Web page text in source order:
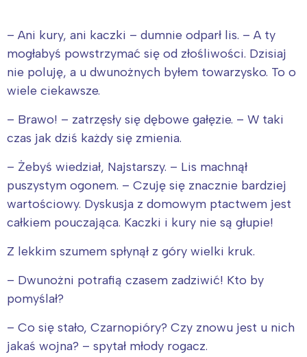
– Ani kury, ani kaczki – dumnie odparł lis. – A ty
mogłabyś powstrzymać się od złośliwości. Dzisiaj
nie poluję, a u dwunożnych byłem towarzysko. To o
wiele ciekawsze.
– Brawo! – zatrzęsły się dębowe gałęzie. – W taki
czas jak dziś każdy się zmienia.
– Żebyś wiedział, Najstarszy. – Lis machnął
puszystym ogonem. – Czuję się znacznie bardziej
wartościowy. Dyskusja z domowym ptactwem jest
całkiem pouczająca. Kaczki i kury nie są głupie!
Z lekkim szumem spłynął z góry wielki kruk.
– Dwunożni potrafią czasem zadziwić! Kto by
pomyślał?
– Co się stało, Czarnopióry? Czy znowu jest u nich
jakaś wojna? – spytał młody rogacz.